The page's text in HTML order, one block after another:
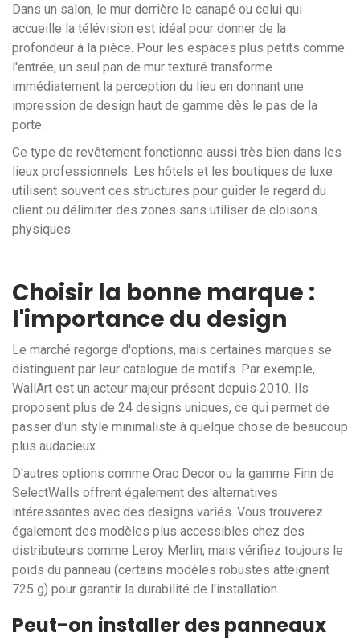
Dans un salon, le mur derrière le canapé ou celui qui
accueille la télévision est idéal pour donner de la
profondeur à la pièce. Pour les espaces plus petits comme
l'entrée, un seul pan de mur texturé transforme
immédiatement la perception du lieu en donnant une
impression de design haut de gamme dès le pas de la
porte.
Ce type de revêtement fonctionne aussi très bien dans les
lieux professionnels. Les hôtels et les boutiques de luxe
utilisent souvent ces structures pour guider le regard du
client ou délimiter des zones sans utiliser de cloisons
physiques.
Choisir la bonne marque :
l'importance du design
Le marché regorge d'options, mais certaines marques se
distinguent par leur catalogue de motifs. Par exemple,
WallArt est un acteur majeur présent depuis 2010. Ils
proposent plus de 24 designs uniques, ce qui permet de
passer d'un style minimaliste à quelque chose de beaucoup
plus audacieux.
D'autres options comme Orac Decor ou la gamme Finn de
SelectWalls offrent également des alternatives
intéressantes avec des designs variés. Vous trouverez
également des modèles plus accessibles chez des
distributeurs comme Leroy Merlin, mais vérifiez toujours le
poids du panneau (certains modèles robustes atteignent
725 g) pour garantir la durabilité de l'installation.
Peut-on installer des panneaux